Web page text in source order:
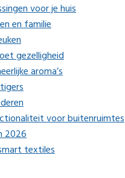
voor je huis
en familie
gezelligheid
aroma’s
voor buitenruimtes
2026
textiles